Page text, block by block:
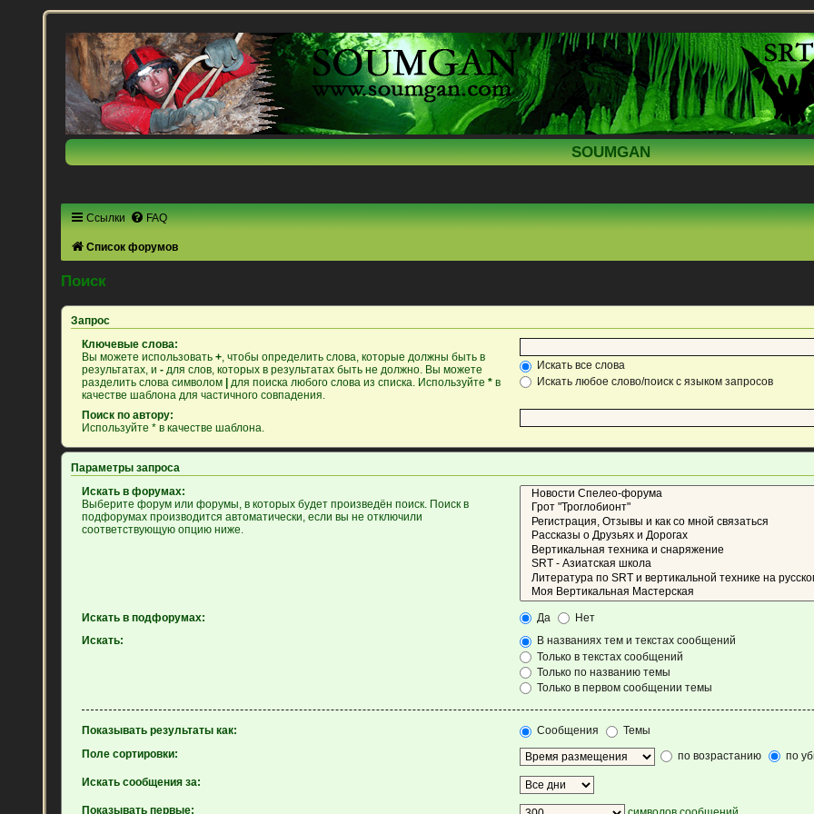
SOUMGAN
Ссылки FAQ
Список форумов
Поиск
Запрос
Ключевые слова:
Вы можете использовать+, чтобы определить слова, которые должны быть в
результатах, и- для слов, которых в результатах быть не должно. Вы можете
разделить слова символом
для поиска любого слова из списка. Используйте* в
качестве шаблона для частичного совпадения.
Искать все слова
Искать любое слово/поиск с языком запросов
Поиск по автору:
Используйте * в качестве шаблона.
Параметры запроса
Искать в форумах:
Выберите форум или форумы, в которых будет произведён поиск. Поиск в
подфорумах производится автоматически, если вы не отключили
соответствующую опцию ниже.
Искать в подфорумах: Да
Нет
Искать:
В названиях тем и текстах сообщений
Только в текстах сообщений
Только по названию темы
Только в первом сообщении темы
Показывать результаты как: Сообщения
Темы
Поле сортировки:
по возрастанию по
Искать сообщения за:
Показывать первые: